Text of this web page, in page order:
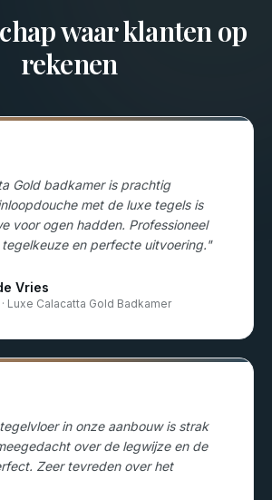
waar klanten op
rekenen
Gold badkamer is prachtig
met de luxe tegels is
voor ogen hadden. Professioneel
en perfecte uitvoering."
Vries
· Luxe Calacatta Gold Badkamer
in onze aanbouw is strak
over de legwijze en de
Zeer tevreden over het